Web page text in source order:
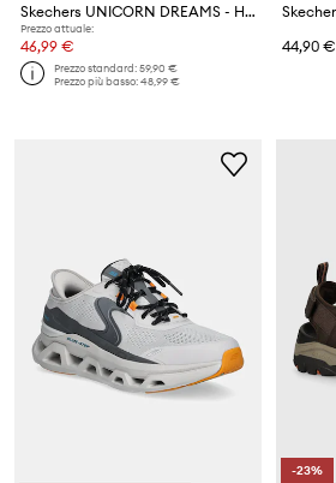
Skechers UNICORN DREAMS - HEART SPARKL sneakers per bambini
Prezzo attuale:
46,99 €
Prezzo standard:59,90 €
Prezzo più basso:48,99 €
44,90 €
-23%